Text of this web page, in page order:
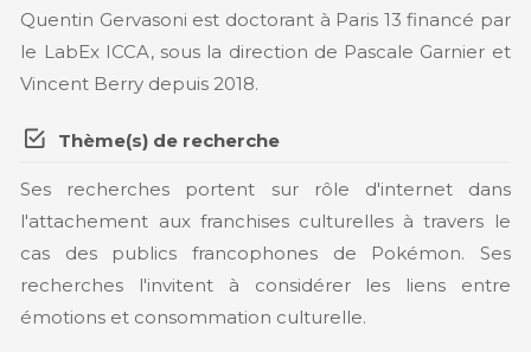
Quentin Gervasoni est doctorant à Paris 13 financé par
le LabEx ICCA, sous la direction de Pascale Garnier et
Vincent Berry depuis 2018.
Thème(s) de recherche
Ses recherches portent sur rôle d'internet dans
l'attachement aux franchises culturelles à travers le
cas des publics francophones de Pokémon. Ses
recherches l'invitent à considérer les liens entre
émotions et consommation culturelle.